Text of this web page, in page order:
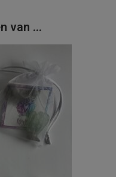
van …